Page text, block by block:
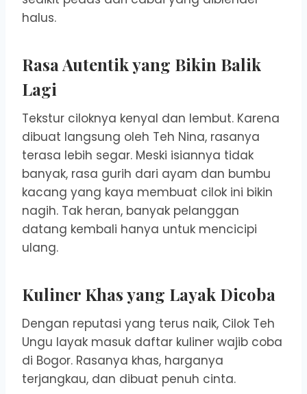
halus.
Rasa Autentik yang Bikin Balik
Lagi
Tekstur ciloknya kenyal dan lembut. Karena
dibuat langsung oleh Teh Nina, rasanya
terasa lebih segar. Meski isiannya tidak
banyak, rasa gurih dari ayam dan bumbu
kacang yang kaya membuat cilok ini bikin
nagih. Tak heran, banyak pelanggan
datang kembali hanya untuk mencicipi
ulang.
Kuliner Khas yang Layak Dicoba
Dengan reputasi yang terus naik, Cilok Teh
Ungu layak masuk daftar kuliner wajib coba
di Bogor. Rasanya khas, harganya
terjangkau, dan dibuat penuh cinta.